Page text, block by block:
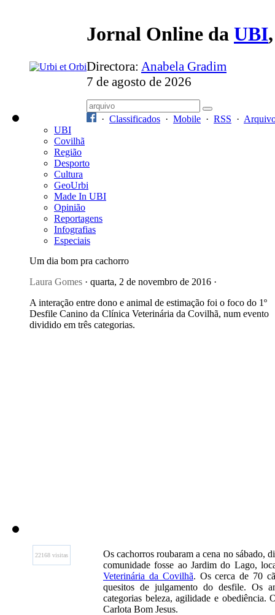
Jornal Online da UBI
Directora: Anabela Gradim
7 de agosto de 2026
· Classificados · Mobile · RSS ·
UBI
Covilhã
Região
Desporto
Cultura
GeoUrbi
Made In UBI
Opinião
Reportagens
Infografias
Especiais
Um dia bom pra cachorro
Laura Gomes · quarta, 2 de novembro de 2016 ·
A interação entre dono e animal de estimação foi o foco do 1º
Desfile Canino da Clínica Veterinária da Covilhã, num evento
dividido em três categorias.
22168 visitas
Os cachorros roubaram a cena no sábado,
comunidade fosse ao Jardim do Lago,
Veterinária da Covilhã. Os cerca de 70
quesitos de julgamento do desfile. Os
categorias beleza, agilidade e
Carlota Bom Jesus.